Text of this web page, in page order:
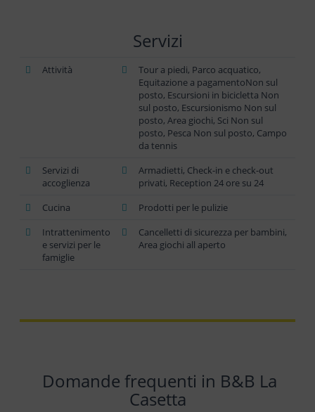
Servizi
Attività
Tour a piedi, Parco acquatico,
Equitazione a pagamentoNon sul
posto, Escursioni in bicicletta Non
sul posto, Escursionismo Non sul
posto, Area giochi, Sci Non sul
posto, Pesca Non sul posto, Campo
da tennis
Servizi di
accoglienza
Armadietti, Check-in e check-out
privati, Reception 24 ore su 24
Cucina
Prodotti per le pulizie
Intrattenimento
e servizi per le
famiglie
Cancelletti di sicurezza per bambini,
Area giochi all aperto
Domande frequenti in B&B La
Casetta